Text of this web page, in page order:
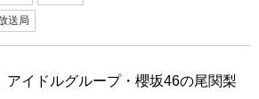
送局
アイドルグループ・櫻坂46の尾関梨